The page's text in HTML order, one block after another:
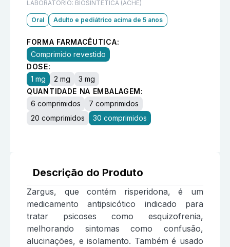
LABORATÓRIO: BIOSINTETICA (ACHE)
Oral Adulto e pediátrico acima de 5 anos
FORMA FARMACÊUTICA:
Comprimido revestido
DOSE:
1 mg
2 mg
3 mg
QUANTIDADE NA EMBALAGEM:
6 comprimidos
7 comprimidos
20 comprimidos
30 comprimidos
Descrição do Produto
Zargus, que contém risperidona, é um
medicamento antipsicótico indicado para
tratar psicoses como esquizofrenia,
melhorando sintomas como confusão,
alucinações, e isolamento. Também é usado